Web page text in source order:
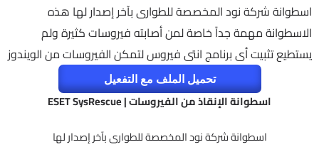
اسطوانة شركة نود المخصصة للطوارى بآخر إصدار لها هذه
الاسطوانة مهمة جداً خاصة لمن أصابته فيروسات كثيرة ولم
يستطيع تثبيت أى برنامج انتى فيروس لتمكن الفيروسات من الويندوز
تحميل الملف مع التفعيل
اسطوانة الإنقاذ من الفيروسات | ESET SysRescue
اسطوانة شركة نود المخصصة للطوارى بآخر إصدار لها